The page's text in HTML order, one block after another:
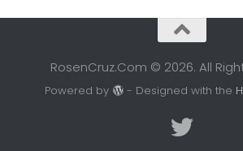
RosenCruz.Com © 2026. All
Powered by - Designed with the